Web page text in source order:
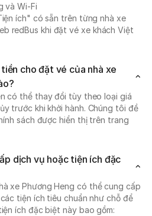
và Wi-Fi
ích" có sẵn trên từng nhà xe
redBus khi đặt vé xe khách Việt
cho đặt vé của nhà xe
có thể thay đổi tùy theo loại giá
trước khi khởi hành. Chúng tôi đề
sách được hiển thị trên trang
dịch vụ hoặc tiện ích đặc
xe Phương Heng có thể cung cấp
tiện ích tiêu chuẩn như chỗ để
ích đặc biệt này bao gồm: